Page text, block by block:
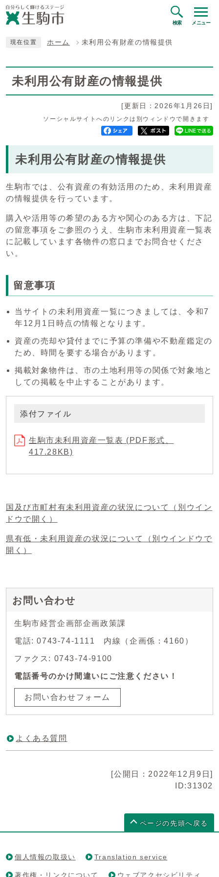
検索 メニュー
現在位置 ホーム 未利用公有財産の情報提供
未利用公有財産の情報提供
[更新日：2026年1月26日]
ソーシャルサイトへのリンクは別ウィンドウで開きます
未利用公有財産の情報提供
生駒市では、公有資産の有効活用のため、未利用資産
の情報提供を行っています。
購入や活用等の希望のある方や関心のある方は、下記
の留意事項をご参照のうえ、生駒市未利用資産一覧表
に記載しています各物件の窓口までお問合せくださ
い。
留意事項
当サイトの未利用資産一覧につきましては、令和7
年12月1日時点の情報となります。
資産の売却や貸付までに予算の準備や不動産鑑定の
ため、時間を要する場合があります。
掲載対象物件は、市の土地利用等の関係で対象地と
しての掲載を中止することがあります。
添付ファイル
生駒市未利用資産一覧表 (PDF形式、
417.28KB)
国及び市町村有未利用資産の状況について
（別ウイン
ドウで開く）
県有低・未利用資産の状況について
（別ウインドウで
開く）
お問い合わせ
生駒市経営企画部企画政策課
電話: 0743-74-1111 内線（企画係：4160）
ファクス: 0743-74-9100
電話番号のかけ間違いにご注意ください！
お問い合わせフォーム
よくある質問
[公開日：2022年12月9日]
ID:31302
ページの先頭へ戻る
個人情報の取扱い Translation service
著作権・リンクについて ウェブアクセシビリティ